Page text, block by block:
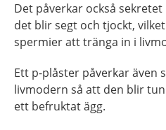
Det påverkar också
det blir segt och tjockt,
spermier att tränga in i
Ett p-plåster påverkar även
livmodern så att den blir
ett befruktat ägg.